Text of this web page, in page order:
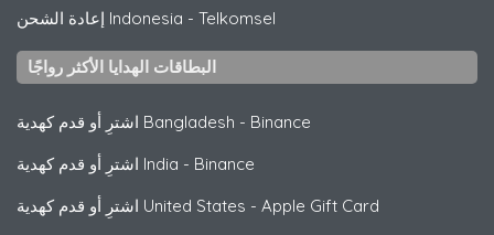
إعادة الشحن Indonesia - Telkomsel
البطاقات الهدايا الأكثر رواجًا
اشترِ أو قدم كهدية Bangladesh - Binance
اشترِ أو قدم كهدية India - Binance
اشترِ أو قدم كهدية United States - Apple Gift Card